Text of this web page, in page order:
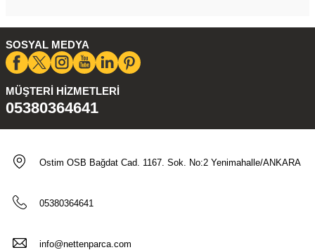
SOSYAL MEDYA
MÜŞTERI HIZMETLERI
05380364641
Ostim OSB Bağdat Cad. 1167. Sok. No:2 Yenimahalle/ANKARA
05380364641
info@nettenparca.com